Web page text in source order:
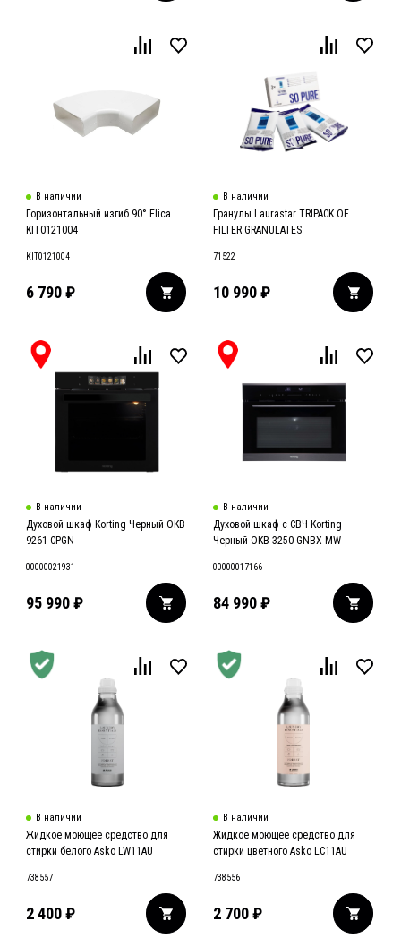
В наличии
Горизонтальный изгиб 90° Elica
KIT0121004
KIT0121004
6 790₽
В наличии
Гранулы Laurastar TRIPACK OF
FILTER GRANULATES
71522
10 990 ₽
В наличии
Духовой шкаф Korting Черный OKB
9261 CPGN
00000021931
95 990₽
В наличии
Духовой шкаф с СВЧ Korting
Черный OKB 3250 GNBX MW
00000017166
84 990 ₽
В наличии
Жидкое моющее средство для
стирки белого Asko LW11AU
738557
2 400₽
В наличии
Жидкое моющее средство для
стирки цветного Asko LC11AU
738556
2 700 ₽